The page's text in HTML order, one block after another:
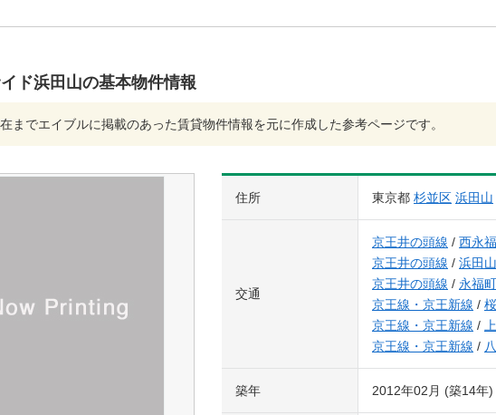
ド浜田山の基本物件情報
までエイブルに掲載のあった賃貸物件情報を元に作成した参考ページです。
住所 東京都 杉並区 浜田山
交通
京王井の頭線 / 西永
京王井の頭線 / 浜田
京王井の頭線 / 永福
京王線・京王新線 /
京王線・京王新線 /
京王線・京王新線 /
築年 2012年02月 (築14年)